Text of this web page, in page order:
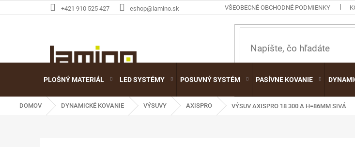
na
+421 910 525 427 eshop@lamino.sk VŠEOBECNÉ OBCHODNÉ PODMIENKY
HĽADAŤ
PLOŠNÝ MATERIÁL LED SYSTÉMY POSUVNÝ SYSTÉM PASÍVNE KOVANIE
DOMOV DYNAMICKÉ KOVANIE VÝSUVY AXISPRO VÝSUV AXISPRO 18 300 A H=86MM SIVÁ